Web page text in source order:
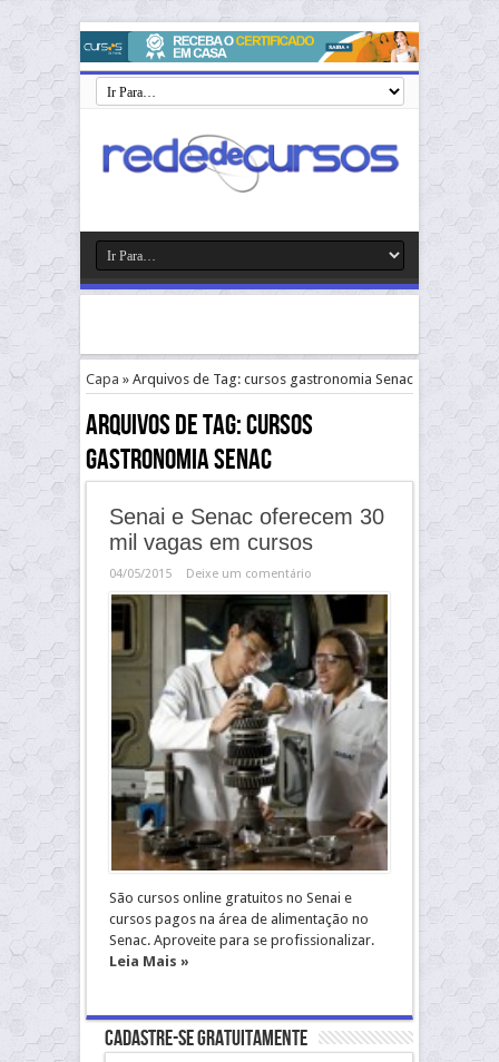
Capa » Arquivos de Tag: cursos gastronomia Senac
Arquivos de Tag:cursos
gastronomia Senac
Senai e Senac oferecem 30
mil vagas em cursos
04/05/2015 Deixe um comentário
São cursos online gratuitos no Senai e
cursos pagos na área de alimentação no
Senac. Aproveite para se profissionalizar.
Leia Mais »
Cadastre-se gratuitamente